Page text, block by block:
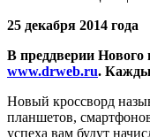
25 декабря 2014 года
В преддверии Нового
www.drweb.ru.
Новый кроссворд
планшетов,
успеха вам будут